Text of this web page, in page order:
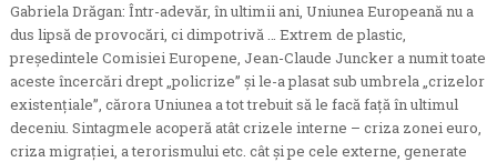
Gabriela Drăgan: Într-adevăr, în ultimii ani, Uniunea Europeană nu a
dus lipsă de provocări, ci dimpotrivă … Extrem de plastic,
președintele Comisiei Europene, Jean-Claude Juncker a numit toate
aceste încercări drept „policrize” și le-a plasat sub umbrela „crizelor
existențiale”, cărora Uniunea a tot trebuit să le facă față în ultimul
deceniu. Sintagmele acoperă atât crizele interne – criza zonei euro,
criza migrației, a terorismului etc. cât și pe cele externe, generate